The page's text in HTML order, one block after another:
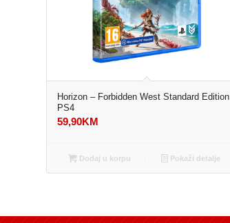
Horizon – Forbidden West Standard Edition
PS4
59,90KM
Dodaj u korpu Pokaži detalje